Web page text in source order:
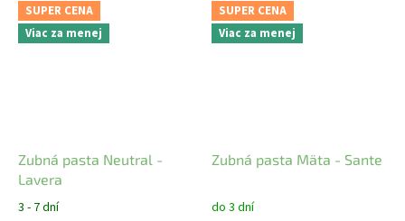
SUPER CENA
Viac za menej
Zubná pasta Neutral -
Lavera
3 - 7 dní
SUPER CENA
Viac za menej
Zubná pasta Mäta - Sante
do 3 dní